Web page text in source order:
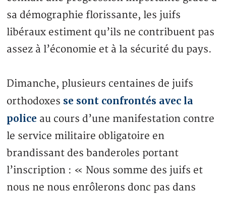
sa démographie florissante, les juifs
libéraux estiment qu’ils ne contribuent pas
assez à l’économie et à la sécurité du pays.
Dimanche, plusieurs centaines de juifs
orthodoxes se sont confrontés avec la
police au cours d’une manifestation contre
le service militaire obligatoire en
brandissant des banderoles portant
l’inscription : « Nous somme des juifs et
nous ne nous enrôlerons donc pas dans